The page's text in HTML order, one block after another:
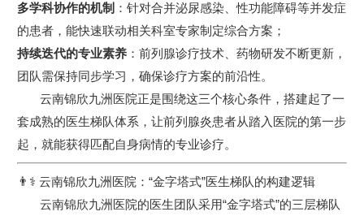
多学科协作的机制 ：针对合并泌尿感染、性功能障碍等并发症
的患者，能快速联动相关科室专家制定综合方案；
持续迭代的专业素养 ：前列腺诊疗技术、药物研发不断更新，
团队需保持同步学习，确保诊疗方案的前沿性。
云南锦欣九洲医院正是围绕这三个核心条件，搭建起了一
套成熟的医生梯队体系，让前列腺炎患者从踏入医院的第一步
起，就能获得匹配自身病情的专业诊疗。
👨⚕️ 云南锦欣九洲医院：“金字塔式”医生梯队的构建逻辑
云南锦欣九洲医院的医生团队采用“金字塔式”的三层梯队